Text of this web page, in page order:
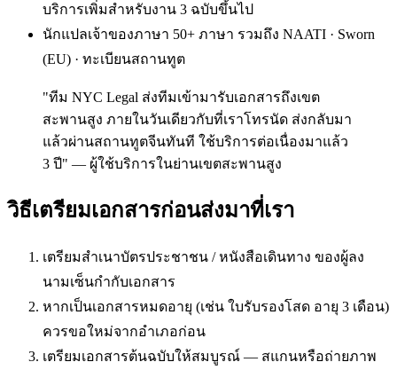
บริการเพิ่มสำหรับงาน 3 ฉบับขึ้นไป
นักแปลเจ้าของภาษา 50+ ภาษา รวมถึง NAATI · Sworn
(EU) · ทะเบียนสถานทูต
"ทีม NYC Legal ส่งทีมเข้ามารับเอกสารถึงเขต
สะพานสูง ภายในวันเดียวกับที่เราโทรนัด ส่งกลับมา
แล้วผ่านสถานทูตจีนทันที ใช้บริการต่อเนื่องมาแล้ว
3 ปี" — ผู้ใช้บริการในย่านเขตสะพานสูง
วิธีเตรียมเอกสารก่อนส่งมาที่เรา
เตรียมสำเนาบัตรประชาชน / หนังสือเดินทาง ของผู้ลง
นามเซ็นกำกับเอกสาร
หากเป็นเอกสารหมดอายุ (เช่น ใบรับรองโสด อายุ 3 เดือน)
ควรขอใหม่จากอำเภอก่อน
เตรียมเอกสารต้นฉบับให้สมบูรณ์ — สแกนหรือถ่ายภาพ